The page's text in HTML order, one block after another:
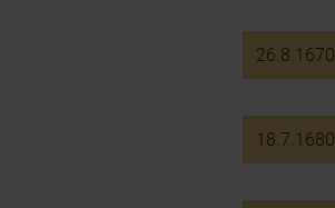
26.8.1670
18.7.1680